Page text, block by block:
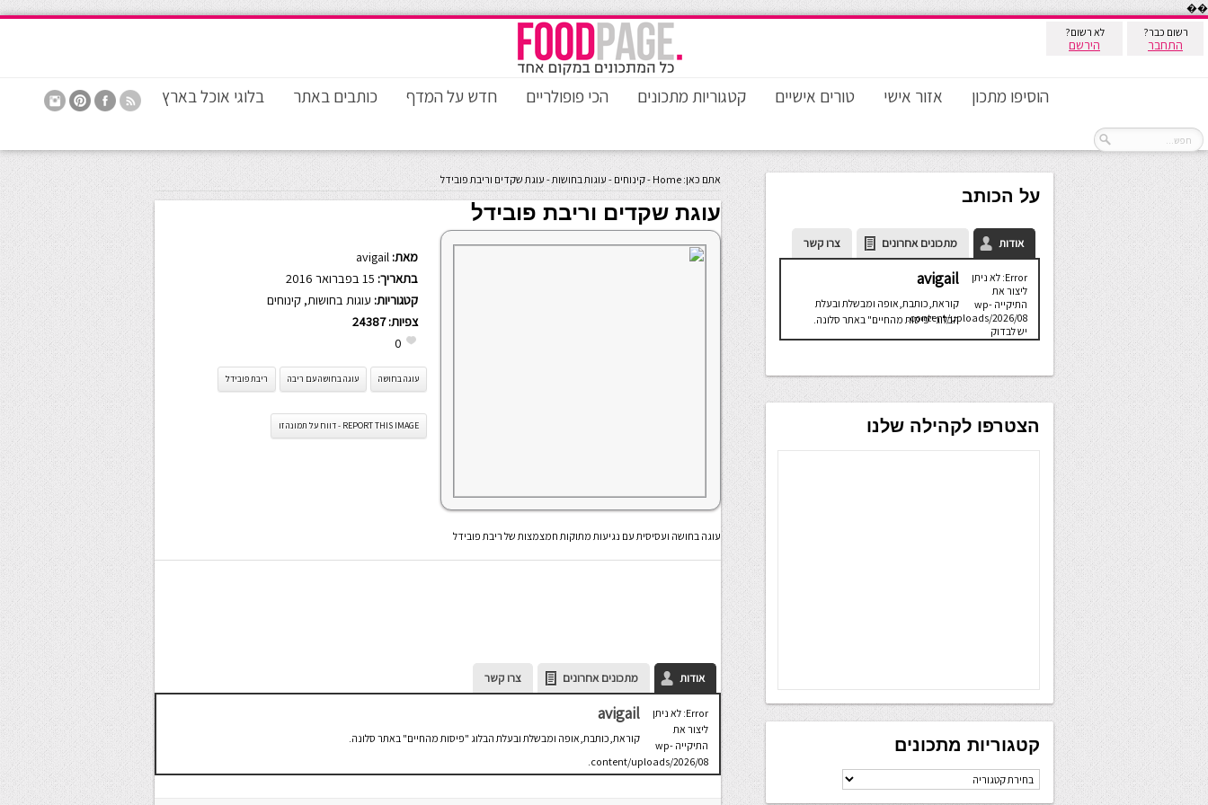
��
רשום כבר?
התחבר
לא רשום?
הירשם
הוסיפו מתכון אזור אישי טורים אישיים קטגוריות מתכונים הכי פופולריים חדש על המדף כותבים באתר בלוגי אוכל בארץ
אתם כאן: Home
-קינוחים - עוגות בחושות-עוגת שקדים וריבת פובידל
עוגת שקדים וריבת פובידל
מאת: avigail
בתאריך:
קטגוריות: עוגות בחושות, קינוחים
צפיות:24387
0
עוגה בחושה עוגה בחושה עם ריבה ריבת פובידל
REPORT THIS IMAGE - דווח על תמונה זו
עוגה בחושה ועסיסית עם נגיעות מתוקות חמצמצות של ריבת פובידל
אודות מתכונים אחרונים צרו קשר
Error: לא ניתן
ליצור את
התיקייה wp-
content/uploads/2026/08.
יש לבדוק
avigail
קוראת,כותבת,אופה ומבשלת ובעלת הבלוג "פיסות מהחיים" באתר סלונה.
על הכותב
אודות מתכונים אחרונים צרו קשר
Error: לא ניתן
ליצור את
התיקייה wp-
content/uploads/2026/08.
יש לבדוק
שתיקיית האב
avigail
קוראת,כותבת,אופה ומבשלת ובעלת
הבלוג "פיסות מהחיים" באתר סלונה.
הצטרפו לקהילה שלנו
קטגוריות מתכונים
קטגוריות
מתכונים